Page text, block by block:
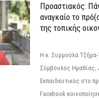
Προαστιακός:
αναγκαίο το
της τοπικής
Η κ. Συρμούλα
Σύμβουλος Ημαθίας,
Εκπαιδευτικός στο
Facebook